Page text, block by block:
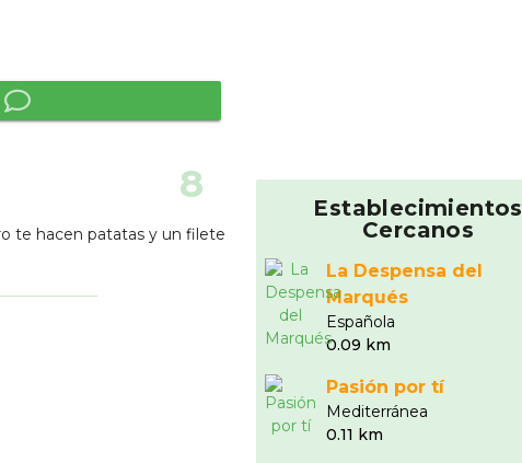
8
te hacen patatas y un filete
Establecimientos
Cercanos
La Despensa del
Marqués
Española
0.09 km
Pasión por tí
Mediterránea
0.11 km